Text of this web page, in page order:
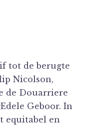
tot de berugte
Nicolson,
de Douarriere
Geboor. In
equitabel en